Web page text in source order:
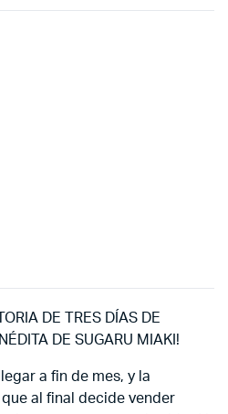
DE TRES DÍAS DE
DE SUGARU MIAKI!
a fin de mes, y la
al final decide vender